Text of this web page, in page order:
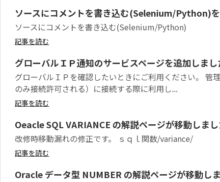
ソースにコメントを書き込む(Selenium/Python)
ソースにコメントを書き込む(Selenium/Python)
記事を読む
グローバルＩＰ通知のサービスページを追加しま
グローバルＩＰを確認したいときにご利用ください。 管
のみ接続許可される）に接続する際に利用し...
記事を読む
Oeacle SQL VARIANCE の解説ページが移動しま
改修時移動漏れの修正です。 ｓｑｌ関数/variance/
記事を読む
Oracle データ型 NUMBER の解説ページが移動し